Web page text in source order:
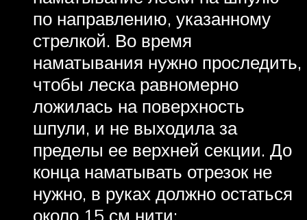
по направлению, указанному
стрелкой. Во время
наматывания нужно проследить,
чтобы леска равномерно
ложилась на поверхность
шпули, и не выходила за
пределы ее верхней секции. До
конца наматывать отрезок не
нужно, в руках должно остаться
около 15 см нити;